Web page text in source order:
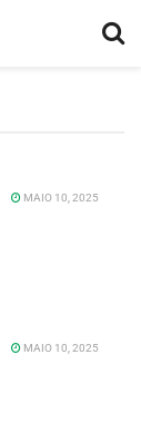
MAIO 10, 2025
MAIO 10, 2025